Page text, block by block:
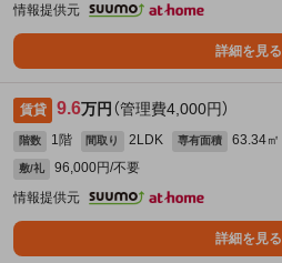
情報提供元
詳細を見る
賃貸 9.6万円 （管理費4,000円）
階数 1階 間取り 2LDK 専有面積 63.34㎡
敷/礼
96,000円/不要
情報提供元
詳細を見る